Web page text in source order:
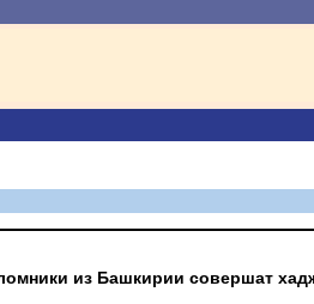
из Башкирии совершат